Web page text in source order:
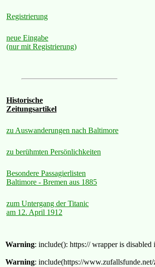
Registrierung
neue Eingabe
(nur mit Registrierung)
Historische
Zeitungsartikel
zu Auswanderungen nach Baltimore
zu berühmten Persönlichkeiten
Besondere Passagierlisten
Baltimore - Bremen aus 1885
zum Untergang der Titanic
am 12. April 1912
Warning: include(): https:// wrapper is
Warning: include(https://